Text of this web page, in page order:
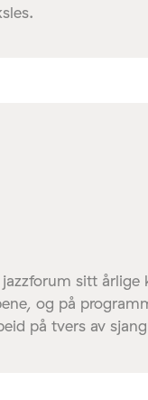
sitt
og på
på tvers av